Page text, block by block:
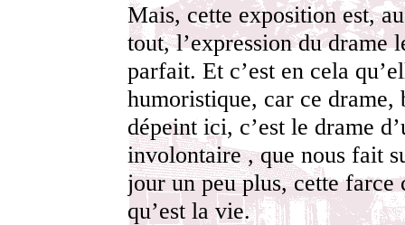
Mais, cette exposition est,
tout, l’expression du drame
parfait. Et c’est en cela
humoristique, car ce drame,
dépeint ici, c’est le drame
involontaire , que nous fait
jour un peu plus, cette farce
qu’est la vie.